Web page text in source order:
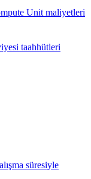
Unit maliyetleri
taahhütleri
süresiyle